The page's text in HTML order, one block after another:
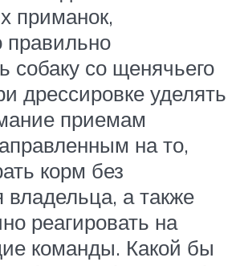
приманок,
правильно
собаку со щенячьего
дрессировке уделять
приемам
на то,
корм без
а также
реагировать на
команды. Какой бы